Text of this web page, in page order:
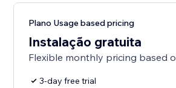
Plano Usage based pricing
Instalação gratuita
Flexible monthly pricing based
3-day free trial